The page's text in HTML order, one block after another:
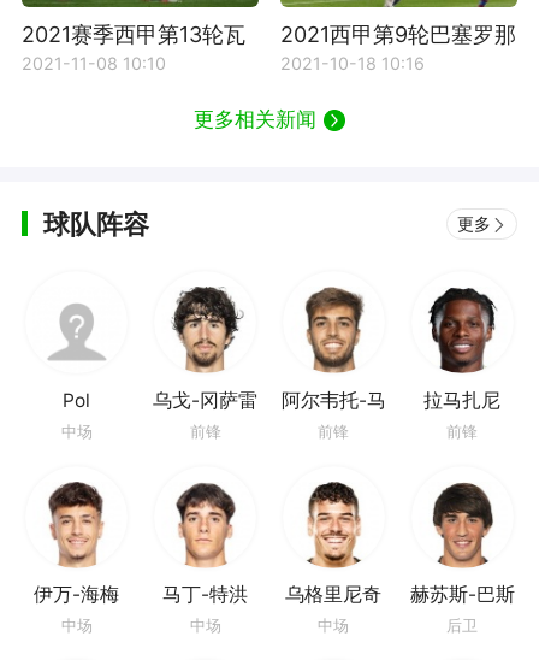
2021赛季西甲第13轮瓦
伦西亚对阵马德里竞技
2021-11-08 10:10
2021西甲第9轮巴塞罗那
对瓦伦西亚全场比赛文
2021-10-18 10:16
更多相关新闻
球队阵容 更多
Pol
Trigueros
中场
乌戈-冈萨雷
斯
前锋
阿尔韦托-马
里
前锋
拉马扎尼
前锋
伊万-海梅
中场
马丁-特洪
中场
乌格里尼奇
中场
赫苏斯-巴斯
克斯
后卫